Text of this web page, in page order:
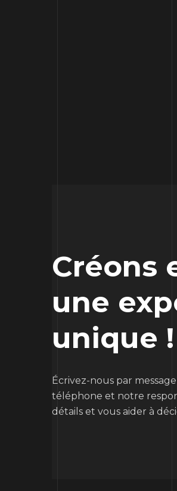
Créons
une
unique !
Écrivez-nous par
téléphone et notre
détails et vous aider à